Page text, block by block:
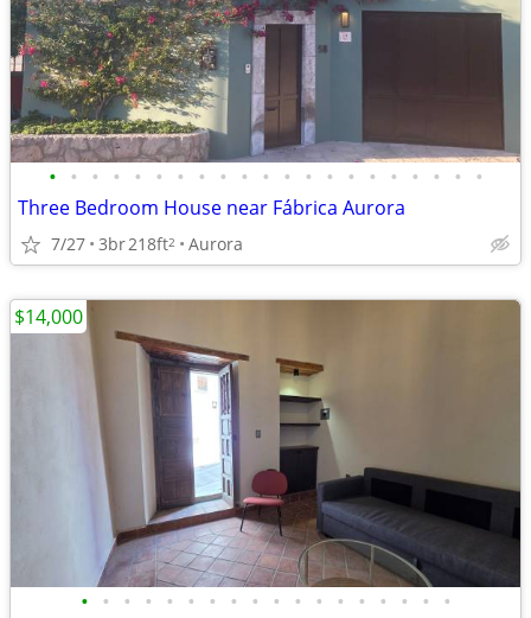
• • • • • • • • • • • • • • • • • • • • •
Three Bedroom House near Fábrica Aurora
7/27 3br218ft2 Aurora
• • • • • • • • • • • • • • • • • •
$14,000